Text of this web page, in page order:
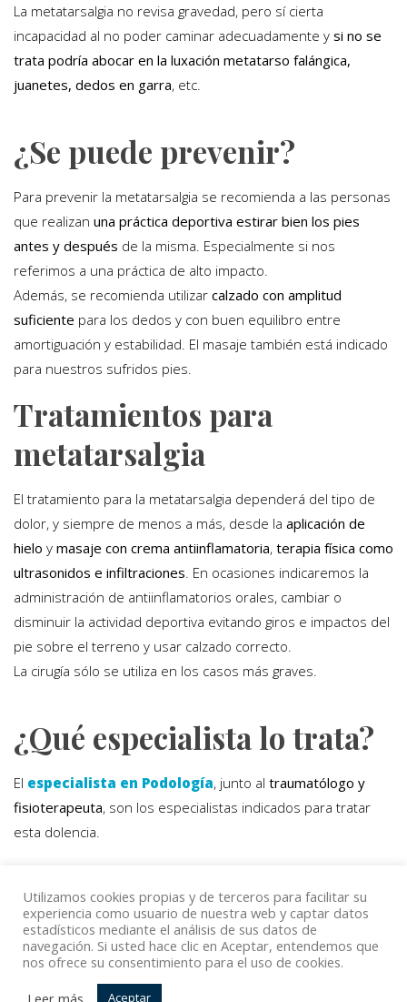
La metatarsalgia no revisa gravedad, pero sí cierta
incapacidad al no poder caminar adecuadamente y si no se
trata podría abocar en la luxación metatarso falángica,
juanetes, dedos en garra, etc.
¿Se puede prevenir?
Para prevenir la metatarsalgia se recomienda a las personas
que realizan una práctica deportiva estirar bien los pies
antes y después de la misma. Especialmente si nos
referimos a una práctica de alto impacto.
Además, se recomienda utilizar calzado con amplitud
suficiente para los dedos y con buen equilibro entre
amortiguación y estabilidad. El masaje también está indicado
para nuestros sufridos pies.
Tratamientos para
metatarsalgia
El tratamiento para la metatarsalgia dependerá del tipo de
dolor, y siempre de menos a más, desde la aplicación de
hielo y masaje con crema antiinflamatoria, terapia física como
ultrasonidos e infiltraciones. En ocasiones indicaremos la
administración de antiinflamatorios orales, cambiar o
disminuir la actividad deportiva evitando giros e impactos del
pie sobre el terreno y usar calzado correcto.
La cirugía sólo se utiliza en los casos más graves.
¿Qué especialista lo trata?
El especialista en Podología, junto al traumatólogo y
fisioterapeuta, son los especialistas indicados para tratar
esta dolencia.
Volver
© Copyright Top Doctors 2020. All Right Reserved. Designed
Utilizamos cookies propias y de terceros para facilitar su
experiencia como usuario de nuestra web y captar datos
estadísticos mediante el análisis de sus datos de
navegación. Si usted hace clic en Aceptar, entendemos que
nos ofrece su consentimiento para el uso de cookies.
Leer más
Aceptar